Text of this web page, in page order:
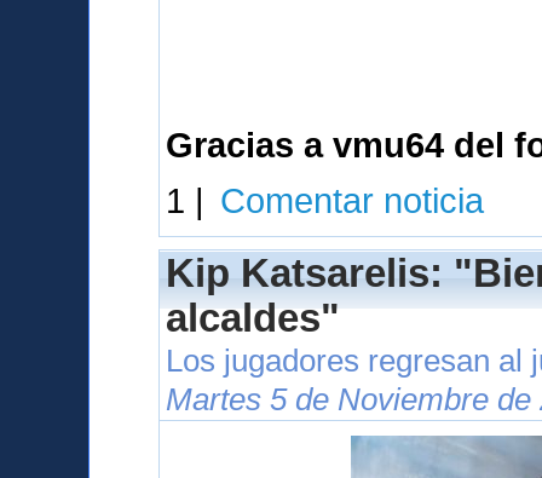
Gracias a vmu64 del
1 | Comentar noticia
Kip Katsarelis:
alcaldes"
Los jugadores regresan al
Martes 5 de Noviembre